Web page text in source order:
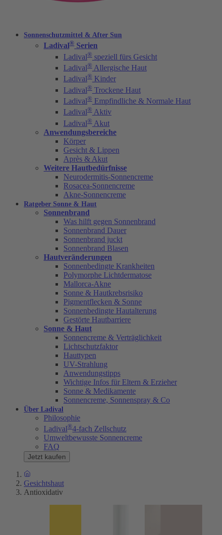
Sonnenschutzmittel & After Sun
Ladival® Serien
Ladival® speziell fürs Gesicht
Ladival® Allergische Haut
Ladival® Kinder
Ladival® Trockene Haut
Ladival® Empfindliche & Normale Haut
Ladival® Aktiv
Ladival® Akut
Anwendungsbereiche
Körper
Gesicht & Lippen
Après & Akut
Weitere Hautbedürfnisse
Neurodermitis-Sonnencreme
Rosacea-Sonnencreme
Akne-Sonnencreme
Ratgeber Sonne & Haut
Sonnenbrand
Was hilft gegen Sonnenbrand
Sonnenbrand Dauer
Sonnenbrand juckt
Sonnenbrand Blasen
Hautveränderungen
Sonnenbedingte Krankheiten
Polymorphe Lichtdermatose
Mallorca-Akne
Sonne & Hautkrebsrisiko
Pigmentflecken & Sonne
Sonnenbedingte Hautalterung
Gestörte Hautbarriere
Sonne & Haut
Sonnencreme & Verträglichkeit
Lichtschutzfaktor
Hauttypen
UV-Strahlung
Anwendungstipps
Wichtige Infos für Eltern & Erzieher
Sonne & Medikamente
Sonnencreme, Sonnenspray & Co
Über Ladival
Philosophie
Ladival®4-fach Zellschutz
Umweltbewusste Sonnencreme
FAQ
Jetzt kaufen
Gesichtshaut
Antioxidativ